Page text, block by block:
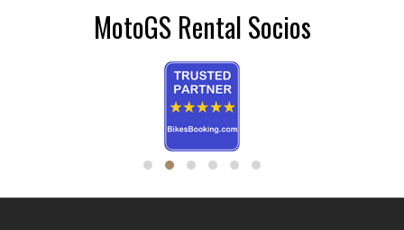
MotoGS Rental Socios